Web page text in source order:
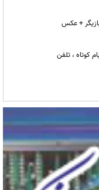
+ عکس
کوتاه ، تلفن